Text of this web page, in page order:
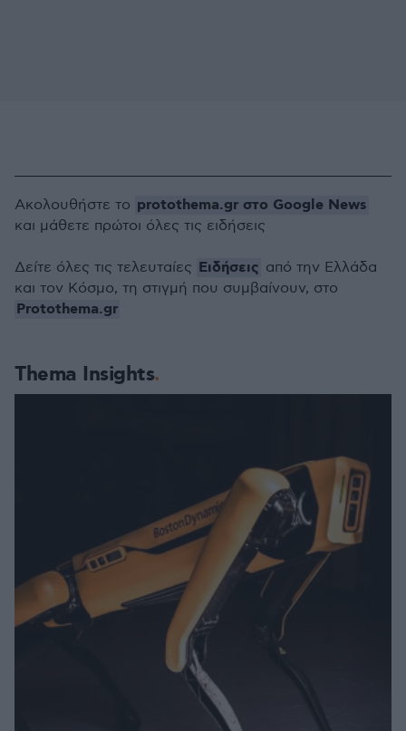
Thema Insights
Ακολουθήστε το protothema.gr στο Google News
και μάθετε πρώτοι όλες τις ειδήσεις
Δείτε όλες τις τελευταίες Ειδήσεις από την Ελλάδα
και τον Κόσμο, τη στιγμή που συμβαίνουν, στο
Protothema.gr